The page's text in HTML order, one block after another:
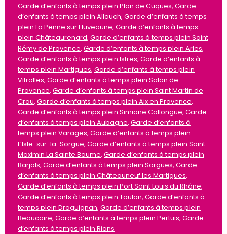
Garde d’enfants à temps plein Plan de Cuques, Garde
d’enfants à temps plein Allauch, Garde d’enfants à temps
plein La Penne sur Huveaune, Garde d’enfants à temps
plein Châteaurenard, Garde d’enfants à temps plein Saint
Rémy de Provence, Garde d’enfants à temps plein Arles,
Garde d’enfants à temps plein Istres, Garde d’enfants à
temps plein Martigues, Garde d’enfants à temps plein
Vitrolles, Garde d’enfants à temps plein Salon de
Provence, Garde d’enfants à temps plein Saint Martin de
Crau, Garde d’enfants à temps plein Aix en Provence,
Garde d’enfants à temps plein Simiane Collongue, Garde
d’enfants à temps plein Aubagne, Garde d’enfants à
temps plein Varages, Garde d’enfants à temps plein
L’Isle-sur-la-Sorgue, Garde d’enfants à temps plein Saint
Maximin La Sainte Baume, Garde d’enfants à temps plein
Barjols, Garde d’enfants à temps plein Sorgues, Garde
d’enfants à temps plein Châteauneuf les Martigues,
Garde d’enfants à temps plein Port Saint Louis du Rhône,
Garde d’enfants à temps plein Toulon, Garde d’enfants à
temps plein Draguignan, Garde d’enfants à temps plein
Beaucaire, Garde d’enfants à temps plein Pertuis, Garde
d’enfants à temps plein Rians